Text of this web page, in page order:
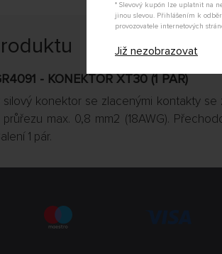
* Slevový kupón lze uplatnit na
jinou slevou. Přihlášením k
provozovatele internetových
Již nezobrazovat
- KONEKTOR XT30 (1 PÁR)
silový konektor se zlacenými kontakty se
max. 0,8 mm2 (18AWG).
1 pár.